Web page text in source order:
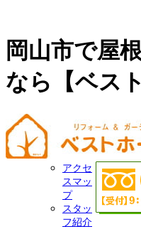
岡山市で屋
なら【ベス
アクセ
スマッ
プ
スタッ
フ紹介